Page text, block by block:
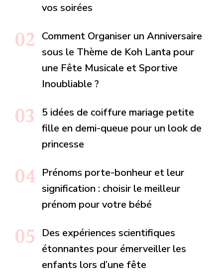
vos soirées
Comment Organiser un Anniversaire
sous le Thème de Koh Lanta pour
une Fête Musicale et Sportive
Inoubliable ?
5 idées de coiffure mariage petite
fille en demi-queue pour un look de
princesse
Prénoms porte-bonheur et leur
signification : choisir le meilleur
prénom pour votre bébé
Des expériences scientifiques
étonnantes pour émerveiller les
enfants lors d’une fête